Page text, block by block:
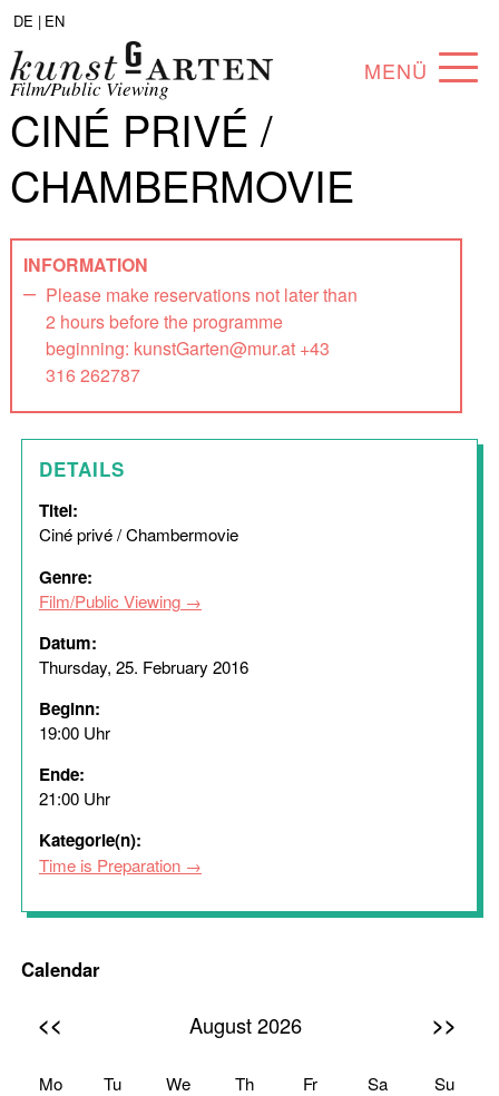
DE | EN
MENÜ
PROGRAM
ABOUT
COLLECTION
ARTISTS
PARTNERS
Film/Public Viewing
CINÉ PRIVÉ /
CHAMBERMOVIE
INFORMATION
Please make reservations not later than
2 hours before the programme
beginning: kunstGarten@mur.at +43
316 262787
DETAILS
Titel:
Ciné privé / Chambermovie
Genre:
Film/Public Viewing
Datum:
Thursday, 25. February 2016
Beginn:
19:00 Uhr
Ende:
21:00 Uhr
Kategorie(n):
Time is Preparation
Calendar
<< August 2026 >>
Mo Tu We Th Fr Sa Su